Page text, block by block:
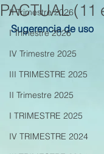
II Trimestre 2026
I Trimestre 2026
IV Trimestre 2025
III TRIMESTRE 2025
II Trimestre 2025
I TRIMESTRE 2025
IV TRIMESTRE 2024
PACTUAL (11
Sugerencia de uso